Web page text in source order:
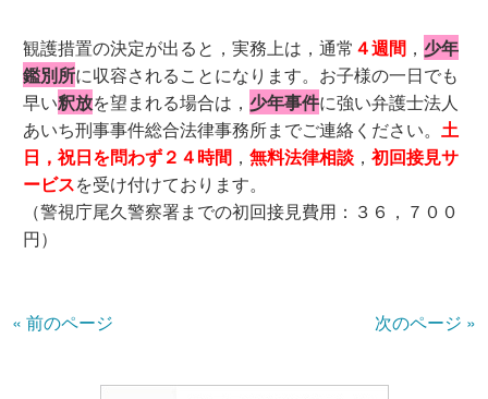
観護措置の決定が出ると，実務上は，通常 ４週間 ， 少年
鑑別所に収容されることになります。お子様の一日でも
早い釈放を望まれる場合は， 少年事件に強い弁護士法人
あいち刑事事件総合法律事務所までご連絡ください。土
日，祝日を問わず２４時間 ，無料法律相談 ，初回接見サ
ービスを受け付けております。
（警視庁尾久警察署までの初回接見費用：３６，７００
円）
« 前のページ 次のページ »